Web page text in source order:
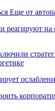
Еще от
реагируют